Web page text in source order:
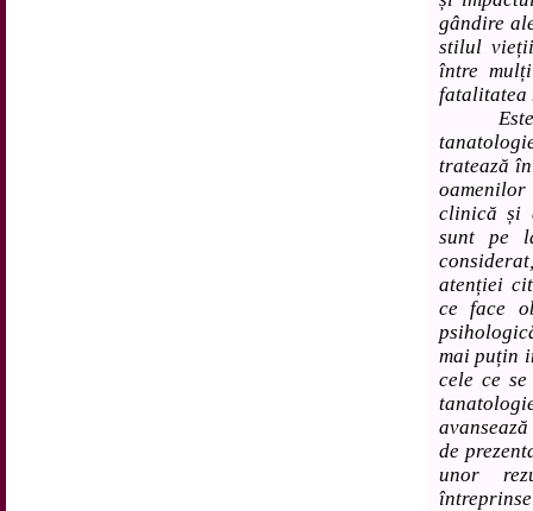
gândire
stilul
între
fatalitatea
Este
tratează
clinică și
sunt pe
atenției
ce face
mai puțin
cele ce
de
unor